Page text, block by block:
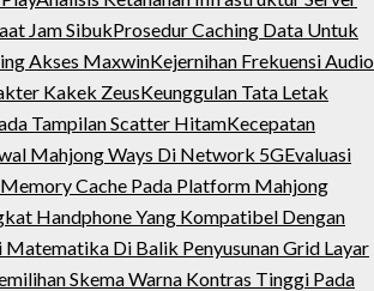
Jam SibukProsedur Caching Data Untuk
Akses MaxwinKejernihan Frekuensi Audio
Kakek ZeusKeunggulan Tata Letak
Tampilan Scatter HitamKecepatan
Mahjong Ways Di Network 5GEvaluasi
Memory Cache Pada Platform Mahjong
Handphone Yang Kompatibel Dengan
Matematika Di Balik Penyusunan Grid Layar
Skema Warna Kontras Tinggi Pada